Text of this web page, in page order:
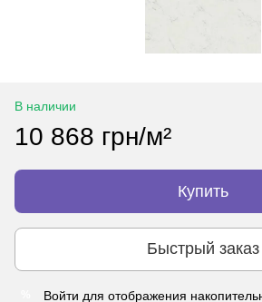
В наличии
10 868 грн/м²
Купить
Быстрый заказ
Войти для отображения